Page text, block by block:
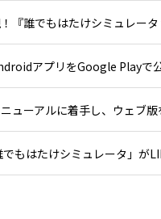
『誰でもはたけシミュレータ
アプリをGoogle Playで
ューアルに着手し、ウェブ版
もはたけシミュレータ」が